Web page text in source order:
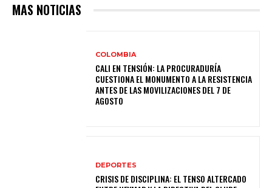
MAS NOTICIAS
COLOMBIA
CALI EN TENSIÓN: LA PROCURADURÍA
CUESTIONA EL MONUMENTO A LA RESISTENCIA
ANTES DE LAS MOVILIZACIONES DEL 7 DE
AGOSTO
DEPORTES
CRISIS DE DISCIPLINA: EL TENSO ALTERCADO